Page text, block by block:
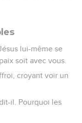
lui-même se
soit avec vous.
croyant voir un
il. Pourquoi les